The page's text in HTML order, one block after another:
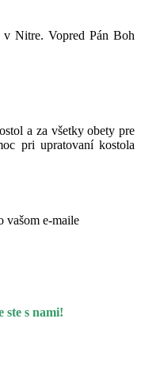
v Nitre. Vopred Pán Boh
a za všetky obety pre
pri upratovaní kostola
vašom e-maile
ste s nami!